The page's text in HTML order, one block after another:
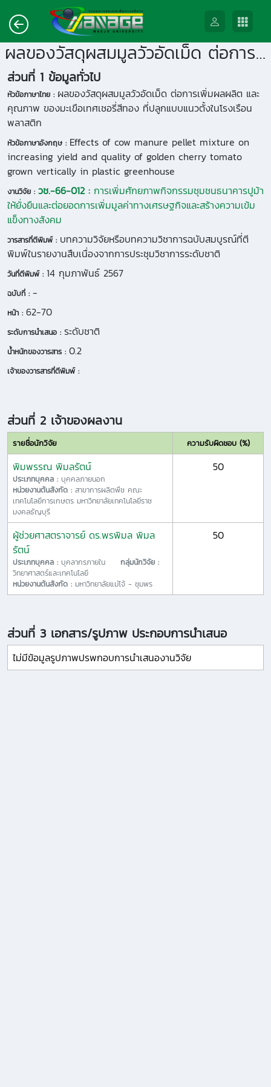
ผลของวัสดุผสมมูลวัวอัดเม็ด ต่อการเพิ่มผลผลิต และคุณภาพ ของมะเขือเทศเชอรี่สีทอง ที่ปลูกแบบแนวตั้งในโรงเรือนพลาสติก
ส่วนที่ 1 ข้อมูลทั่วไป
หัวข้อภาษาไทย : ผลของวัสดุผสมมูลวัวอัดเม็ด ต่อการเพิ่มผลผลิต และ
คุณภาพ ของมะเขือเทศเชอรี่สีทอง ที่ปลูกแบบแนวตั้งในโรงเรือน
พลาสติก
หัวข้อภาษาอังกฤษ : Effects of cow manure pellet mixture on
increasing yield and quality of golden cherry tomato
grown vertically in plastic greenhouse
งานวิจัย : วช.-66-012 : การเพิ่มศักยภาพกิจกรรมชุมชนธนาคารปูม้า
ให้ยั่งยืนและต่อยอดการเพิ่มมูลค่าทางเศรษฐกิจและสร้างความเข้ม
แข็งทางสังคม
วารสารที่ตีพิมพ์ : บทความวิจัยหรือบทความวิชาการฉบับสมบูรณ์ที่ตี
พิมพ์ในรายงานสืบเนื่องจากการประชุมวิชาการระดับชาติ
วันที่ตีพิมพ์ : 14 กุมภาพันธ์ 2567
ฉบับที่ : -
หน้า : 62-70
ระดับการนำเสนอ : ระดับชาติ
น้ำหนักของวารสาร : 0.2
เจ้าของวารสารที่ตีพิมพ์ :
ส่วนที่ 2 เจ้าของผลงาน
รายชื่อนักวิจัย ความรับผิดชอบ (%)
พิมพรรณ พิมลรัตน์
ประเภทบุคคล : บุคคลภายนอก
หน่วยงานต้นสังกัด : สาขาการผลิตพืช คณะ
เทคโนโลยีการเกษตร มหาวิทยาลัยเทคโนโลยีราช
มงคลธัญบุรี
50
ผู้ช่วยศาสตราจารย์ ดร.พรพิมล พิมล
รัตน์
ประเภทบุคคล : บุคลากรภายใน กลุ่มนักวิจัย :
วิทยาศาสตร์และเทคโนโลยี
หน่วยงานต้นสังกัด : มหาวิทยาลัยแม่โจ้ - ชุมพร
50
ส่วนที่ 3 เอกสาร/รูปภาพ ประกอบการนำเสนอ
ไม่มีข้อมูลรูปภาพปรพกอบการนำเสนองานวิจัย